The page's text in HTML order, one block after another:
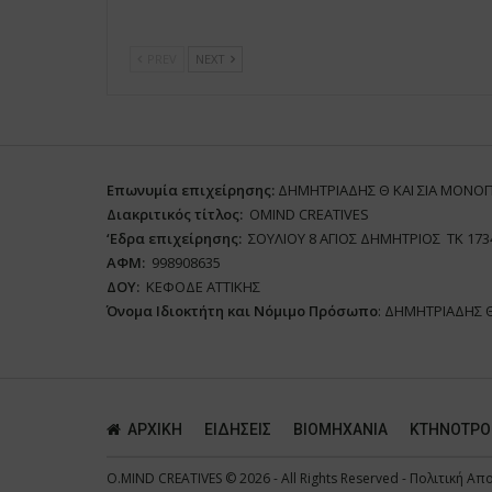
NEXT
Επωνυμία επιχείρησης: ΔΗΜΗΤΡΙΑΔΗΣ Θ ΚΑΙ ΣΙΑ
Διακριτικός τίτλος: ΟΜΙΝD CREATIVES
‘Eδρα επιχείρησης: ΣΟΥΛΙΟΥ 8 ΑΓΙΟΣ ΔΗΜΗΤΡΙΟΣ ΤΚ
ΑΦΜ: 998908635
ΔΟΥ: ΚΕΦΟΔΕ ΑΤΤΙΚΗΣ
Όνομα Ιδιοκτήτη και Νόμιμο Πρόσωπο: ΔΗΜΗΤΡΙΑΔΗΣ
ΑΡΧΙΚΗ ΕΙΔΗΣΕΙΣ ΒΙΟΜΗΧΑΝΙΑ
O.MIND CREATIVES © 2026 - All Rights Reserved - Πολιτική